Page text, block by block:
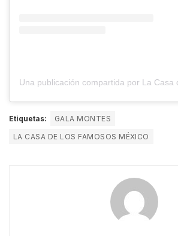
Etiquetas:
GALA MONTES
LA CASA DE LOS FAMOSOS MÉXICO